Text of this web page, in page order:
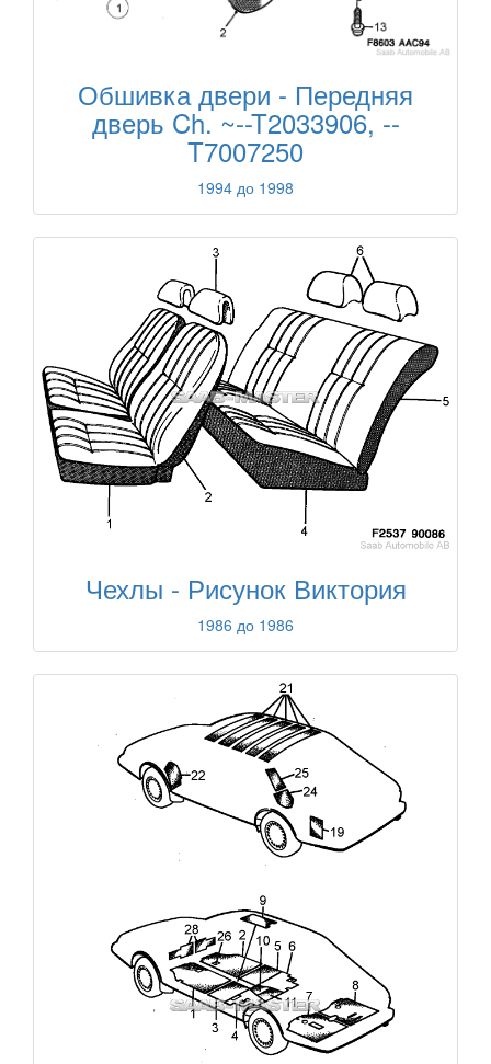
Обшивка двери - Передняя
дверь Ch. ~--T2033906, --
T7007250
1994 до 1998
Чехлы - Рисунок Виктория
1986 до 1986